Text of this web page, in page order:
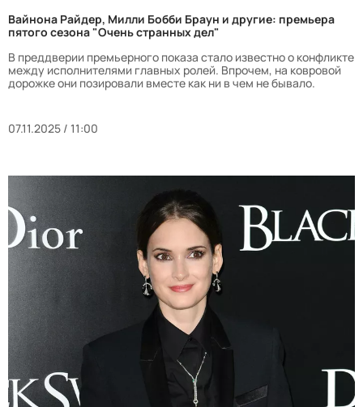
Вайнона Райдер, Милли Бобби Браун и другие: премьера
пятого сезона "Очень странных дел"
В преддверии премьерного показа стало известно о конфликте
между исполнителями главных ролей. Впрочем, на ковровой
дорожке они позировали вместе как ни в чем не бывало.
07.11.2025 / 11:00